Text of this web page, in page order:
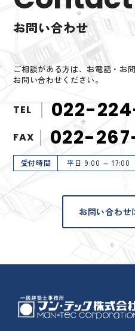
お問い合わせ
ご相談がある方は、お電話・お
お問い合わせください。
TEL 022-
FAX 022-
受付時間 平日 9:00 ～ 17:00
お問い合わせ